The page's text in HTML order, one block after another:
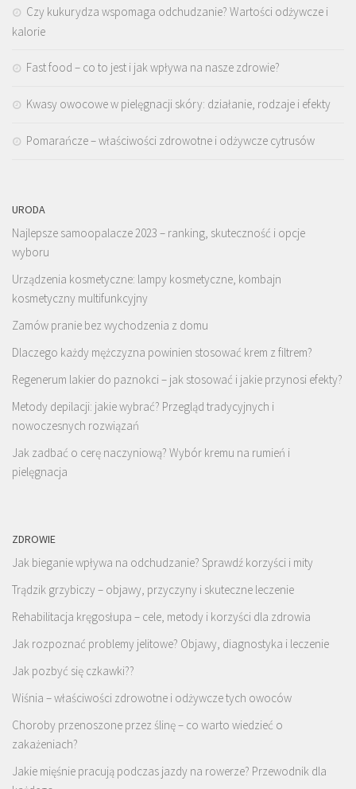
Czy kukurydza wspomaga odchudzanie? Wartości odżywcze i
kalorie
Fast food – co to jest i jak wpływa na nasze zdrowie?
Kwasy owocowe w pielęgnacji skóry: działanie, rodzaje i efekty
Pomarańcze – właściwości zdrowotne i odżywcze cytrusów
URODA
Najlepsze samoopalacze 2023 – ranking, skuteczność i opcje
wyboru
Urządzenia kosmetyczne: lampy kosmetyczne, kombajn
kosmetyczny multifunkcyjny
Zamów pranie bez wychodzenia z domu
Dlaczego każdy mężczyzna powinien stosować krem z filtrem?
Regenerum lakier do paznokci – jak stosować i jakie przynosi efekty?
Metody depilacji: jakie wybrać? Przegląd tradycyjnych i
nowoczesnych rozwiązań
Jak zadbać o cerę naczyniową? Wybór kremu na rumień i
pielęgnacja
ZDROWIE
Jak bieganie wpływa na odchudzanie? Sprawdź korzyści i mity
Trądzik grzybiczy – objawy, przyczyny i skuteczne leczenie
Rehabilitacja kręgosłupa – cele, metody i korzyści dla zdrowia
Jak rozpoznać problemy jelitowe? Objawy, diagnostyka i leczenie
Jak pozbyć się czkawki??
Wiśnia – właściwości zdrowotne i odżywcze tych owoców
Choroby przenoszone przez ślinę – co warto wiedzieć o
zakażeniach?
Jakie mięśnie pracują podczas jazdy na rowerze? Przewodnik dla